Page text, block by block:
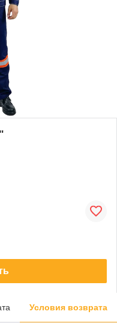
Условия возврата